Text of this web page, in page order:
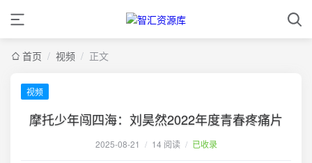
首页 / 视频 / 正文
视频
摩托少年闯四海：刘昊然2022年度青春疼痛片
2025-08-21 / 14 阅读 / 已收录